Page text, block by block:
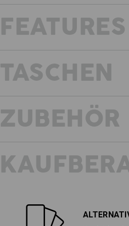
FEATURES
TASCHEN
ZUBEHÖR